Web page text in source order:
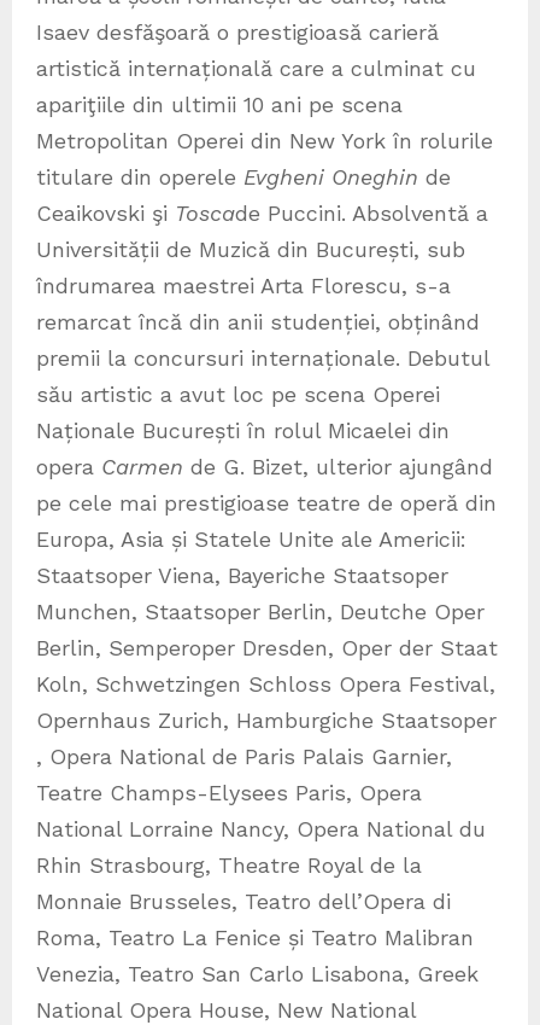
Isaev desfăşoară o prestigioasă carieră
artistică internațională care a culminat cu
apariţiile din ultimii 10 ani pe scena
Metropolitan Operei din New York în rolurile
titulare din operele Evgheni Oneghin de
Ceaikovski şi Toscade Puccini. Absolventă a
Universității de Muzică din București, sub
îndrumarea maestrei Arta Florescu, s-a
remarcat încă din anii studenției, obținând
premii la concursuri internaționale. Debutul
său artistic a avut loc pe scena Operei
Naționale București în rolul Micaelei din
opera Carmen de G. Bizet, ulterior ajungând
pe cele mai prestigioase teatre de operă din
Europa, Asia și Statele Unite ale Americii:
Staatsoper Viena, Bayeriche Staatsoper
Munchen, Staatsoper Berlin, Deutche Oper
Berlin, Semperoper Dresden, Oper der Staat
Koln, Schwetzingen Schloss Opera Festival,
Opernhaus Zurich, Hamburgiche Staatsoper
, Opera National de Paris Palais Garnier,
Teatre Champs-Elysees Paris, Opera
National Lorraine Nancy, Opera National du
Rhin Strasbourg, Theatre Royal de la
Monnaie Brusseles, Teatro dell’Opera di
Roma, Teatro La Fenice și Teatro Malibran
Venezia, Teatro San Carlo Lisabona, Greek
National Opera House, New National